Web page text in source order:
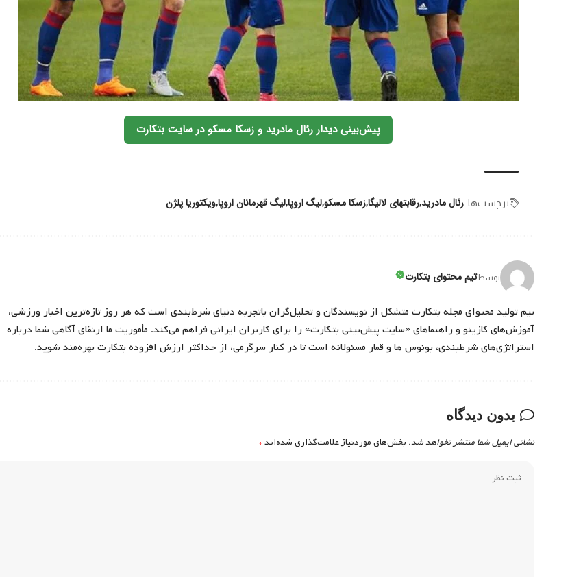
پیش‌بینی دیدار رئال مادرید و زسکا مسکو در سایت بتکارت
برچسب‌‌ها: رئال مادریدرقابتهای لالیگازسکا مسکولیگ اروپالیگ قهرمانان اروپاویکتوریا پلژن
توسطتیم محتوای بتکارت
تیم تولید محتوای مجله بتکارت متشکل از نویسندگان و تحلیل‌گران باتجربه دنیای شرط‌بندی است که هر روز تازه‌ترین اخبار ورزشی،
آموزش‌های کازینو و راهنماهای «سایت پیش‌بینی بتکارت» را برای کاربران ایرانی فراهم می‌کند. مأموریت ما ارتقای آگاهی شما درباره
استراتژی‌های شرطبندی، بونوس ها و قمار مسئولانه است تا در کنار سرگرمی، از حداکثر ارزش افزوده بتکارت بهره‌مند شوید.
بدون دیدگاه
نشانی ایمیل شما منتشر نخواهد شد. بخش‌های موردنیاز علامت‌گذاری شده‌اند*